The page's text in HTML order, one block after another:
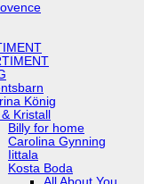
König
Kristall
Billy for home
Carolina Gynning
Iittala
Kosta Boda